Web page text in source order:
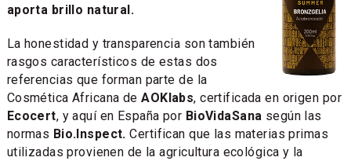
aporta brillo natural.
La honestidad y transparencia son también
rasgos característicos de estas dos
referencias que forman parte de la
Cosmética Africana deAOKlabs, certificada en origen por
Ecocert, y aquí en España por BioVidaSana según las
normas Bio.Inspect. Certifican que las materias primas
utilizadas provienen de la agricultura ecológica y la